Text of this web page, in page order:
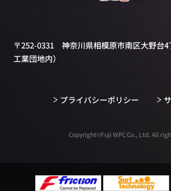
〒252-0331 神奈川県相模原市南区大野台4
工業団地内）
プライバシーポリシー
Copyright©Fuji WPC Co., Ltd. All